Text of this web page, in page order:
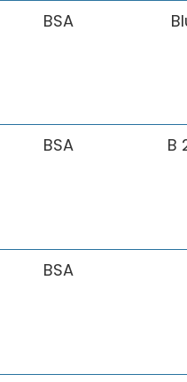
BSA
BSA
B
BSA